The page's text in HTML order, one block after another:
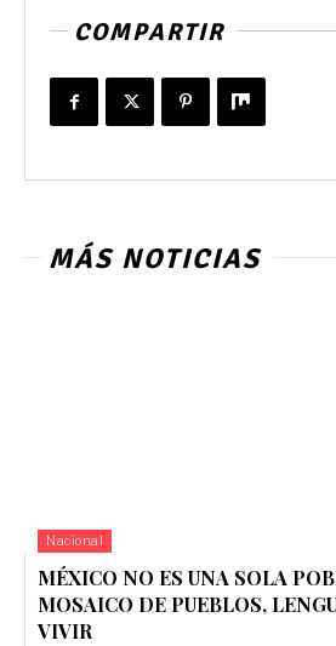
COMPARTIR
MÁS NOTICIAS
Nacional
MÉXICO NO ES UNA SOLA
MOSAICO DE PUEBLOS,
VIVIR